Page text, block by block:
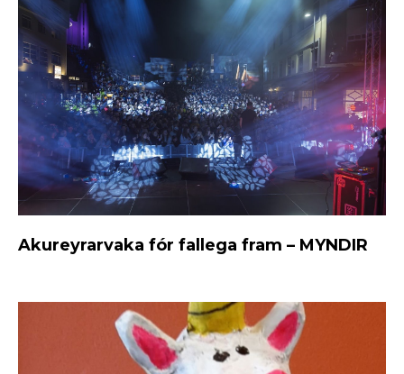
Akureyrarvaka fór fallega fram – MYNDIR